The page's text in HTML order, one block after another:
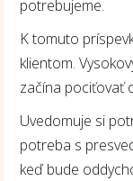
potrebujeme.
K tomuto
klientom.
začína pociťovať
Uvedomuje si
potreba s
keď bude